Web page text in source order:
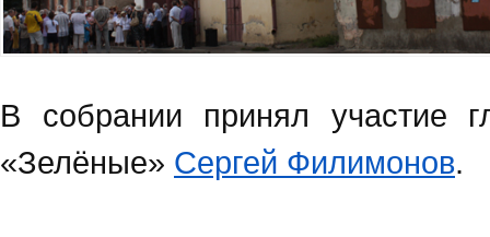
В собрании принял участие
«Зелёные» Сергей Филимонов.